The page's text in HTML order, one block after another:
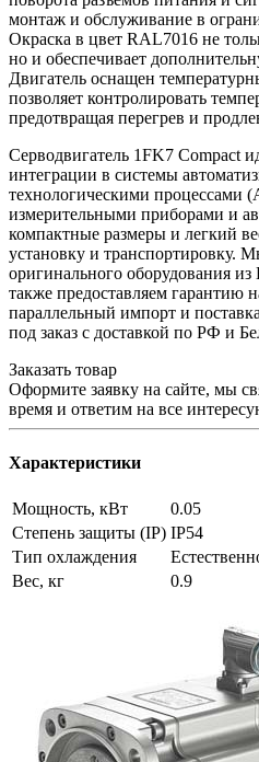
монтаж и обслуживание в
Окраска в цвет RAL7016 не
но и обеспечивает
Двигатель оснащен
позволяет контролировать
предотвращая перегрев и
Серводвигатель 1FK7 Compact
интеграции в системы
технологическими процессами
измерительными приборами и
компактные размеры и легкий
установку и транспортировку.
оригинального оборудования
также предоставляем гарантию
параллельный импорт и
под заказ с доставкой по РФ и
Заказать товар
Оформите заявку на сайте, мы
время и ответим на все
Характеристики
Мощность, кВт
0.05
Степень защиты (IP) IP54
Тип охлаждения
Вес, кг
0.9